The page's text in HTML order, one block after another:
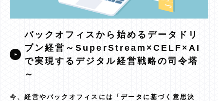
バックオフィスから始めるデータドリ
ブン経営～SuperStream×CELF×AI
で実現するデジタル経営戦略の司令塔
～
今、経営やバックオフィスには「データに基づく意思決